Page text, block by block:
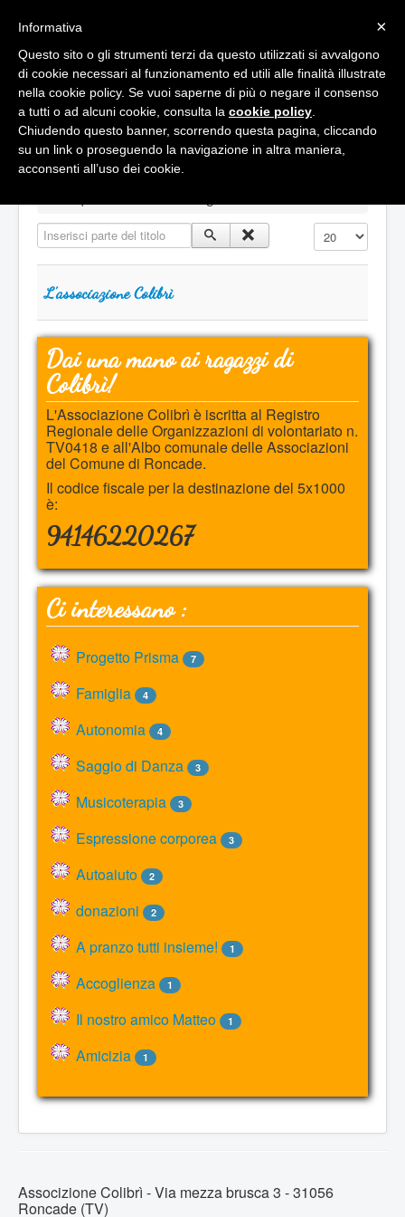
Cambia
navigazione
L'associazione
Gli operatori
Centro diurno
Calendario attività
Contatti
Inserisci parte del titolo Visualizza n.
L'associazione Colibrì
Dai una mano ai ragazzi di
Colibrì!
L'Associazione Colibrì è iscritta al Registro
Regionale delle Organizzazioni di volontariato n.
TV0418 e all'Albo comunale delle Associazioni
del Comune di Roncade.
Il codice fiscale per la destinazione del 5x1000
è:
94146220267
Ci interessano :
Progetto Prisma 7
Famiglia 4
Autonomia 4
Saggio di Danza 3
Musicoterapia 3
Espressione corporea 3
Autoaiuto 2
donazioni 2
A pranzo tutti insieme! 1
Accoglienza 1
Il nostro amico Matteo 1
Amicizia 1
Privacy
Crediti del sito
Associzione Colibrì -Via mezza brusca 3 - 31056
Roncade (TV)
×
Informativa
Questo sito o gli strumenti terzi da questo utilizzati si avvalgono
di cookie necessari al funzionamento ed utili alle finalità illustrate
nella cookie policy. Se vuoi saperne di più o negare il consenso
a tutti o ad alcuni cookie, consulta la cookie policy
Chiudendo questo banner, scorrendo questa pagina, cliccando
su un link o proseguendo la navigazione in altra maniera,
acconsenti all’uso dei cookie.